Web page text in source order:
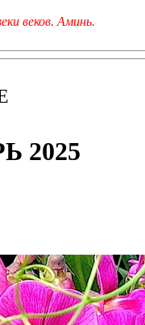
веков. Аминь.
2025